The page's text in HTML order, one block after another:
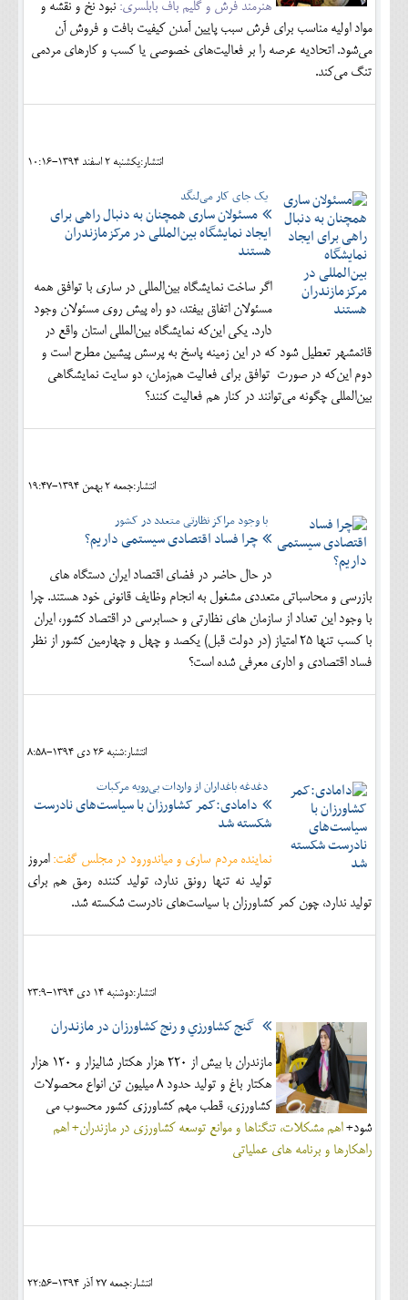
هنرمند فرش و گلیم باف بابلسری: نبود نخ و نقشه و
مواد اولیه مناسب برای فرش سبب پایین آمدن کیفیت بافت و فروش آن
می‌شود. اتحادیه عرصه را بر فعالیت‌های خصوصی یا کسب و کارهای مردمی
تنگ می‌کند.
انتشار:يکشنبه 2 اسفند 1394-10:16
یک جای کار می‌لنگد
مسئولان ساری همچنان به دنبال راهی برای
ایجاد نمایشگاه بین‌المللی در مرکزمازندران
هستند
اگر ساخت نمایشگاه بین‌المللی در ساری با توافق همه
مسئولان اتفاق بیفتد، دو راه پیش روی مسئولان وجود
دارد. یکی این‌که نمایشگاه بین‌المللی استان واقع در
قائمشهر تعطیل شود که در این زمینه پاسخ به پرسش پیشین مطرح است و
دوم این‌که در صورت توافق برای فعالیت هم‌زمان، دو سایت نمایشگاهی
بین‌المللی چگونه می‌توانند در کنار هم فعالیت کنند؟
انتشار:جمعه 2 بهمن 1394-19:47
با وجود مراکز نظارتی متعدد در کشور
چرا فساد اقتصادی سیستمی داریم؟
در حال حاضر در فضای اقتصاد ایران دستگاه های
بازرسی و محاسباتی متعددی مشغول به انجام وظایف قانونی خود هستند. چرا
با وجود این تعداد از سازمان های نظارتی و حسابرسی در اقتصاد کشور، ايران
با کسب تنها 25 امتیاز (در دولت قبل) یکصد و چهل و چهارمین کشور از نظر
فساد اقتصادی و اداری معرفی شده است؟
انتشار:شنبه 26 دی 1394-8:58
دغدغه باغداران از واردات بی‌رویه مرکبات
دامادی:کمر کشاورزان با سیاست‌های نادرست
شکسته شد
نماینده مردم ساری و میاندورود در مجلس گفت: امروز
تولید نه تنها رونق ندارد، تولید کننده رمق هم برای
تولید ندارد، چون کمر کشاورزان با سیاست‌های نادرست شکسته شد.
انتشار:دوشنبه 14 دی 1394-23:9
گنج كشاورزي و رنج كشاورزان در مازندران
مازندران با بيش از 220 هزار هكتار شاليزار و 120 هزار
هكتار باغ و توليد حدود 8 ميليون تن انواع محصولات
كشاورزي، قطب مهم كشاورزي كشور محسوب مي
شود+اهم مشكلات، تنگناها و موانع توسعه كشاورزي در مازندران+ اهم
راهكارها و برنامه هاي عملياتی
انتشار:جمعه 27 آذر 1394-22:56